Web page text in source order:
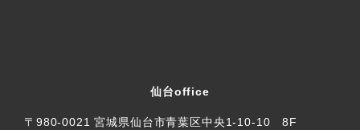
仙台office
〒980-0021 宮城県仙台市青葉区中央1-10-10 8F